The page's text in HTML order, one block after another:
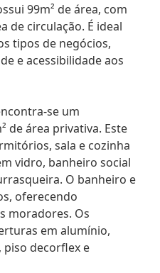
99m² de área, com
de circulação. É ideal
tipos de negócios,
e acessibilidade aos
se um
de área privativa. Este
sala e cozinha
vidro, banheiro social
O banheiro e
oferecendo
moradores. Os
em alumínio,
piso decorflex e